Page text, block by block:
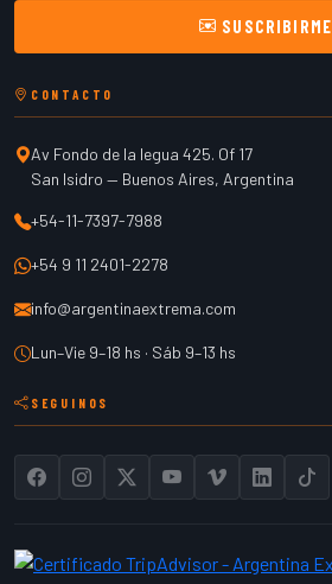
SUSCRIBIRME
CONTACTO
Av Fondo de la legua 425. Of 17
San Isidro — Buenos Aires, Argentina
+54-11-7397-7988
+54 9 11 2401-2278
info@argentinaextrema.com
Lun–Vie 9–18 hs · Sáb 9–13 hs
SEGUINOS